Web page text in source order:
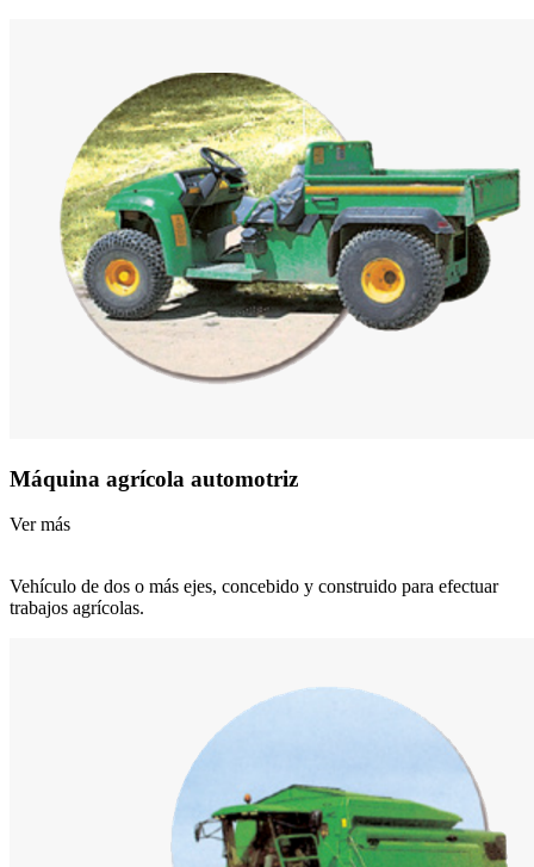
Máquina agrícola automotriz
Ver más
Vehículo de dos o más ejes, concebido y construido para efectuar
trabajos agrícolas.